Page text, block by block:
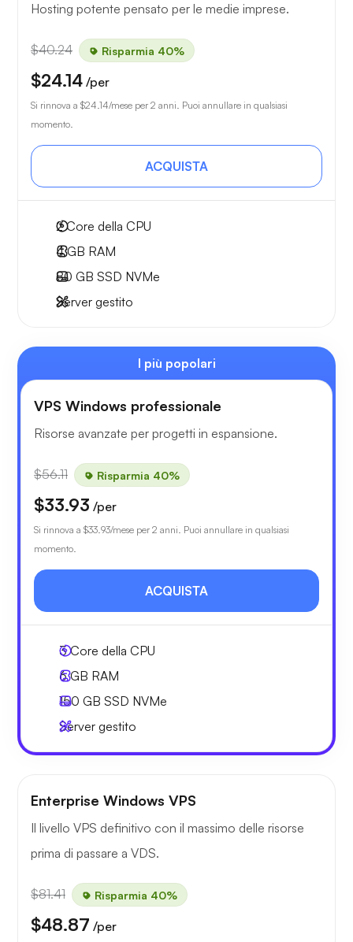
Hosting potente pensato per le medie imprese.
$40.24 Risparmia 40%
$24.14 /per
Si rinnova a $24.14/mese per 2 anni. Puoi annullare in qualsiasi
momento.
ACQUISTA
2Core della CPU
4 GB RAM
80 GB SSD NVMe
Server gestito
I più popolari
VPS Windows professionale
Risorse avanzate per progetti in espansione.
$56.11 Risparmia 40%
$33.93 /per
Si rinnova a $33.93/mese per 2 anni. Puoi annullare in qualsiasi
momento.
ACQUISTA
3Core della CPU
6 GB RAM
150 GB SSD NVMe
Server gestito
Enterprise Windows VPS
Il livello VPS definitivo con il massimo delle risorse
prima di passare a VDS.
$81.41 Risparmia 40%
$48.87 /per